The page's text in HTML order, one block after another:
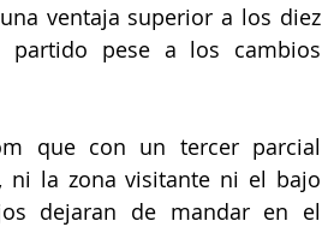
ventaja superior a los diez
pese a los cambios
que con un tercer parcial
la zona visitante ni el bajo
dejaran de mandar en el